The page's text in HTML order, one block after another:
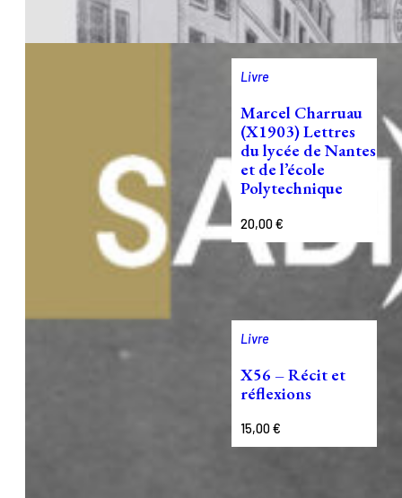
Livre
Marcel Charruau
(X1903) Lettres
du lycée de Nantes
et de l’école
Polytechnique
20,00€
Livre
X56 – Récit et
réflexions
15,00€